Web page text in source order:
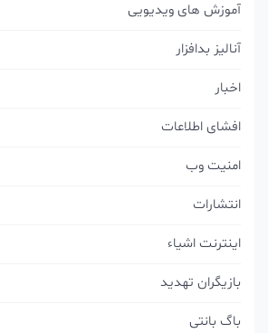
آموزش های ویدیویی
آنالیز بدافزار
افشای اطلاعات
امنیت وب
انتشارات
اینترنت اشیاء
بازیگران تهدید
باگ بانتی